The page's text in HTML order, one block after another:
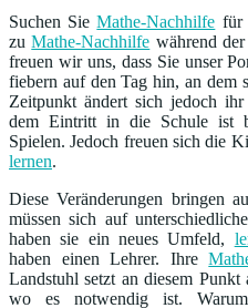
Suchen SieMathe-Nachhilfe für
zuMathe-Nachhilfe während
freuen wir uns, dass Sie unser
fiebern auf den Tag hin, an dem
Zeitpunkt ändert sich jedoch
dem Eintritt in die Schule ist
Spielen. Jedoch freuen sich die
lernen.
Diese Veränderungen bringen
müssen sich auf
haben sie ein neues Umfeld,
haben einen Lehrer. Ihre
Landstuhl setzt an diesem
wo es notwendig ist.